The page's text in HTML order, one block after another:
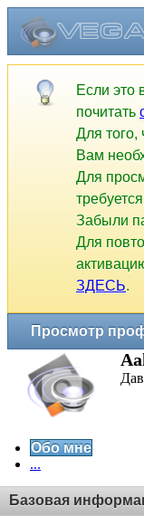
Если это
почитать
Для того,
Вам
Для
Забыли
Для
ЗДЕСЬ.
Просмотр
Обо мне
...
Базовая